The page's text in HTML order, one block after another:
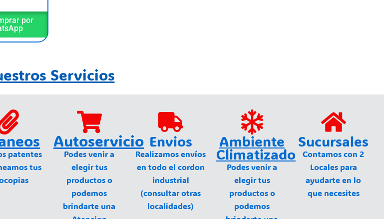
por
Servicios
patentes
tus
Autoservicio
Podes venir a
elegir tus
productos o
podemos
brindarte una
Envios
Realizamos envíos
en todo el cordon
industrial
(consultar otras
localidades)
Ambiente
Climatizado
Podes venir a
elegir tus
productos o
podemos
Sucursales
Contamos con 2
Locales para
ayudarte en lo
que necesites